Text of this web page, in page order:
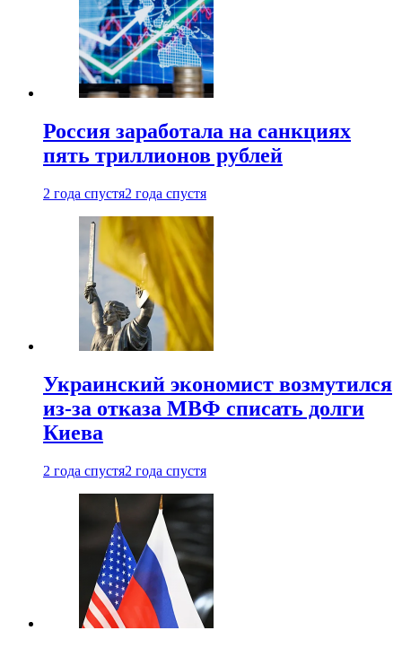
Россия заработала на санкциях
пять триллионов рублей
2 года спустя2 года спустя
Украинский экономист возмутился
из-за отказа МВФ списать долги
Киева
2 года спустя2 года спустя